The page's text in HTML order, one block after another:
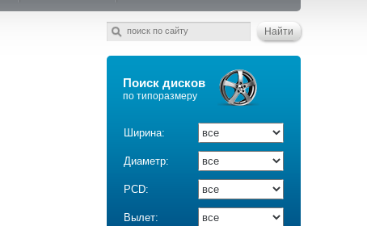
Поиск дисков
по типоразмеру
Ширина:
Диаметр:
PCD:
Вылет: